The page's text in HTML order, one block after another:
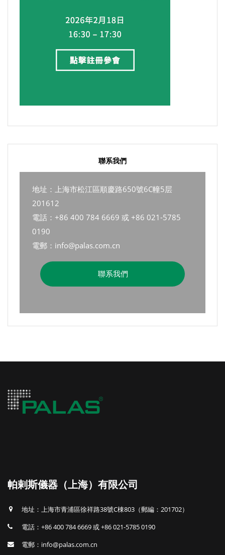
聯系我們
地址：上海市松江區順慶路650號6C幢5层
201612
電話：+86 400 784 6669 或 +86 021-5785
0190
電郵：info@palas.com.cn
聯系我們
帕剌斯儀器（上海）有限公司
地址：上海市青浦區徐祥路38號C棟803（郵編：201702）
電話：+86 400 784 6669 或 +86 021-5785 0190
電郵：info@palas.com.cn